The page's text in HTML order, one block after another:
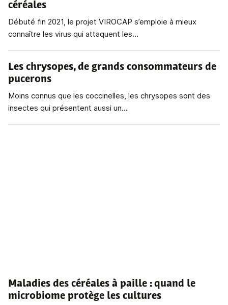
céréales
Débuté fin 2021, le projet VIROCAP s’emploie à mieux
connaître les virus qui attaquent les...
Les chrysopes, de grands consommateurs de
pucerons
Moins connus que les coccinelles, les chrysopes sont des
insectes qui présentent aussi un...
Maladies des céréales à paille : quand le
microbiome protège les cultures